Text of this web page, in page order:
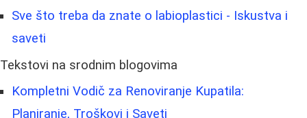
Sve što treba da znate o labioplastici - Iskustva i
saveti
Tekstovi na srodnim blogovima
Kompletni Vodič za Renoviranje Kupatila:
Planiranje, Troškovi i Saveti